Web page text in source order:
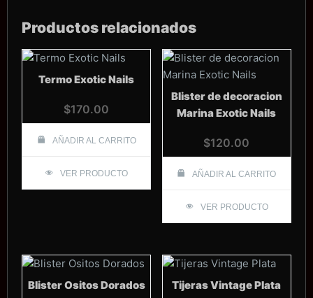
Productos relacionados
Termo Exotic Nails
$170.00
AÑADIR AL CARRITO
VER PRODUCTO
Blister de decoracion
Marina Exotic Nails
$120.00
AÑADIR AL CARRITO
VER PRODUCTO
Blister Ositos Dorados Tijeras Vintage Plata